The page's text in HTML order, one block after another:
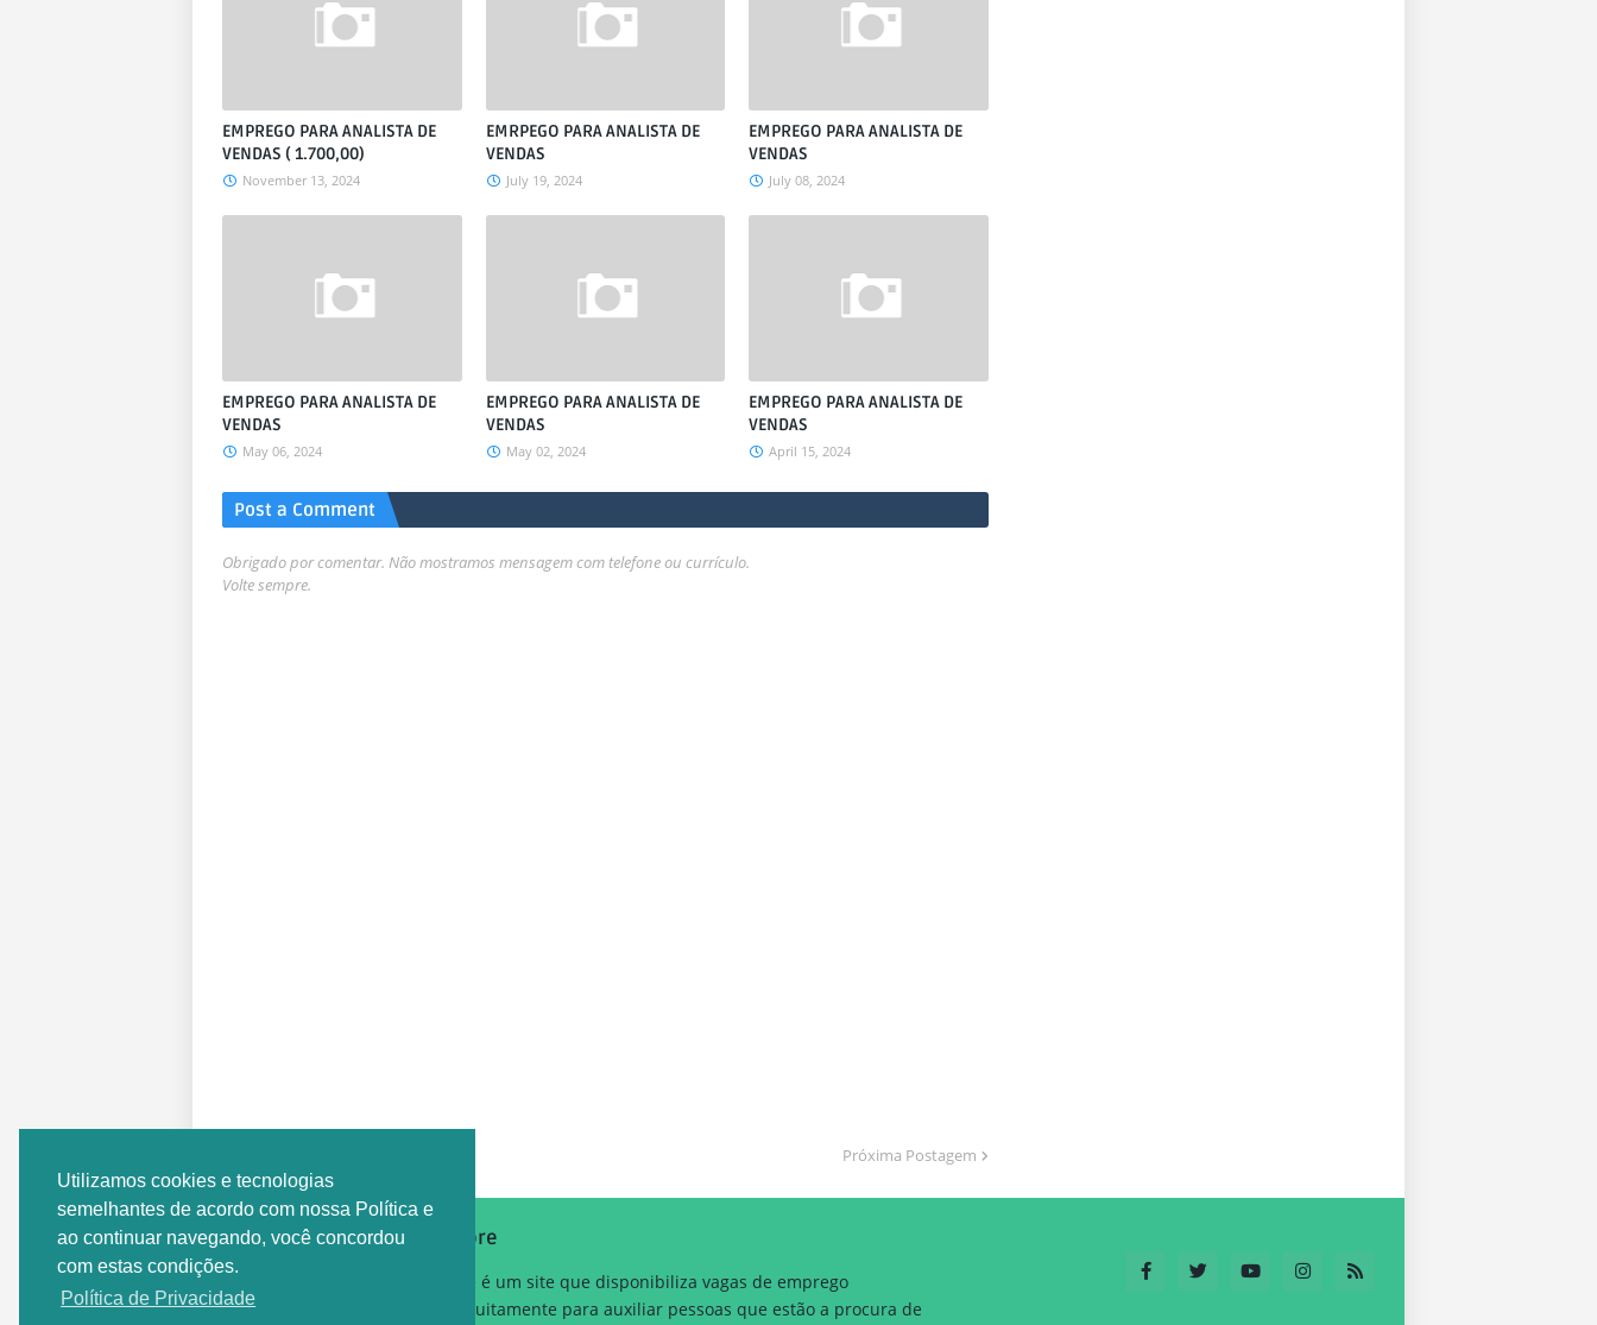
Utilizamos cookies e tecnologias
semelhantes de acordo com nossa Política e
ao continuar navegando, você concordou
com estas condições.
Política de Privacidade
EMPREGO PARA ANALISTA DE
VENDAS ( 1.700,00)
November 13, 2024
EMRPEGO PARA ANALISTA DE
VENDAS
July 19, 2024
EMPREGO PARA ANALISTA DE
VENDAS
July 08, 2024
EMPREGO PARA ANALISTA DE
VENDAS
May 06, 2024
EMPREGO PARA ANALISTA DE
VENDAS
May 02, 2024
EMPREGO PARA ANALISTA DE
VENDAS
April 15, 2024
Post a Comment
Obrigado por comentar. Não mostramos mensagem com telefone ou currículo.
Volte sempre.
Próxima Postagem
Sobre
Este é um site que disponibiliza vagas de emprego
gratuitamente para auxiliar pessoas que estão a procura de